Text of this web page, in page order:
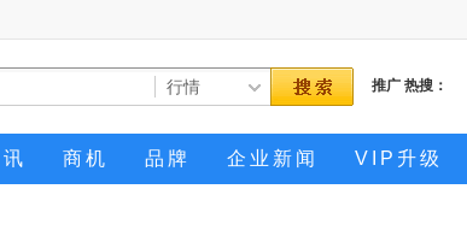
推广 热搜：
商机 品牌 企业新闻 VIP升级